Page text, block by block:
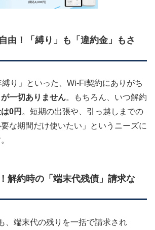
由！「縛り」も「違約金」もさ
縛り」といった、Wi-Fi契約にありがち
一切ありません。もちろん、いつ解約
0円 。短期の出張や、引っ越しまでの
な期間だけ使いたい」というニーズに
解約時の「端末代残債」請求な
、端末代の残りを一括で請求され